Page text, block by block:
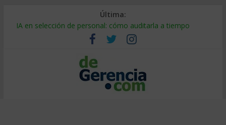
Última:
Despido silencioso: qué es y por qué sale tan caro
IA en selección de personal: cómo auditarla a tiempo
Trabajo forzoso en la cadena de suministro: qué hacer
Stablecoins para empresas: cómo pagar y cobrar en 2026